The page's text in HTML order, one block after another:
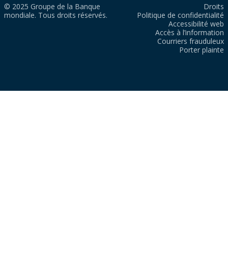
© 2025 Groupe de la Banque
mondiale. Tous droits réservés.
Droits
Politique de confidentialité
Accessibilité web
Accès à l’information
Courriers frauduleux
Porter plainte